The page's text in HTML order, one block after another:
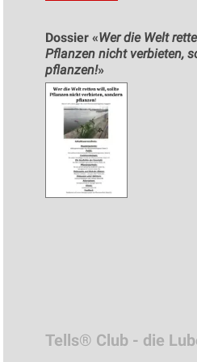
Dossier «Wer die Welt
Pflanzen nicht verbieten,
pflanzen!»
Tells® Club - die